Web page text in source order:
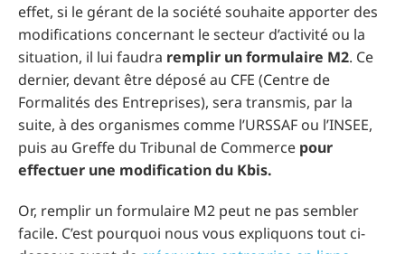
effet, si le gérant de la société souhaite apporter des
modifications concernant le secteur d’activité ou la
situation, il lui faudra remplir un formulaire M2. Ce
dernier, devant être déposé au CFE (Centre de
Formalités des Entreprises), sera transmis, par la
suite, à des organismes comme l’URSSAF ou l’INSEE,
puis au Greffe du Tribunal de Commerce pour
effectuer une modification du Kbis.
Or, remplir un formulaire M2 peut ne pas sembler
facile. C’est pourquoi nous vous expliquons tout ci-